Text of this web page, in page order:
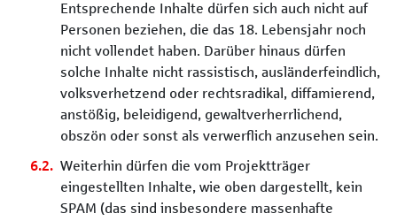
Entsprechende Inhalte dürfen sich auch nicht auf
Personen beziehen, die das 18. Lebensjahr noch
nicht vollendet haben. Darüber hinaus dürfen
solche Inhalte nicht rassistisch, ausländerfeindlich,
volksverhetzend oder rechtsradikal, diffamierend,
anstößig, beleidigend, gewaltverherrlichend,
obszön oder sonst als verwerflich anzusehen sein.
Weiterhin dürfen die vom Projektträger
eingestellten Inhalte, wie oben dargestellt, kein
SPAM (das sind insbesondere massenhafte